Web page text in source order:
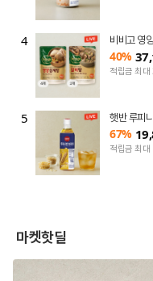
담기
담기
4 비비고 영
40%
적립금 최대
5 햇반 루피
67%
적립금 최대
마켓핫딜